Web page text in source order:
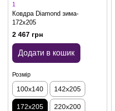
1
Ковдра Diamond зима-
172x205
2 467 грн
Додати в кошик
Розмір
100x140 142x205
172x205 220x200